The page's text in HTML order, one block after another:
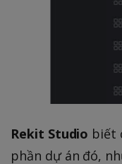
Rekit Studio biết
phần dự án đó,